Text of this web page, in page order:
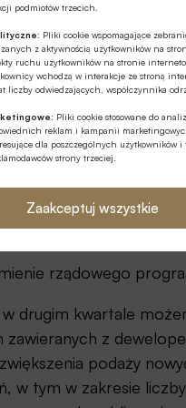
podmiotów trzecich.
Pliki cookie wspomagające
z aktywnością użytkowników na
ruchu użytkowników na stronie
wchodzą w interakcje ze stroną
liczby odwiedzających, współczynnika
Pliki cookie stosowane do
reklam i kampanii
dla poszczególnych użytkowników
strony trzeciej.
Zaakceptuj wszystkie
z poprzednich lat
stóp
która wg prognoz
rządowego
drugim kwartale
z
podaży
w tym w zakresie